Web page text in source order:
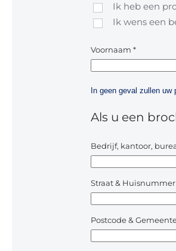
Ik heb een
Ik wens een
Voornaam *
In geen geval zullen uw
Als u een
Bedrijf, kantoor,
Straat & Huisnummer
Postcode &